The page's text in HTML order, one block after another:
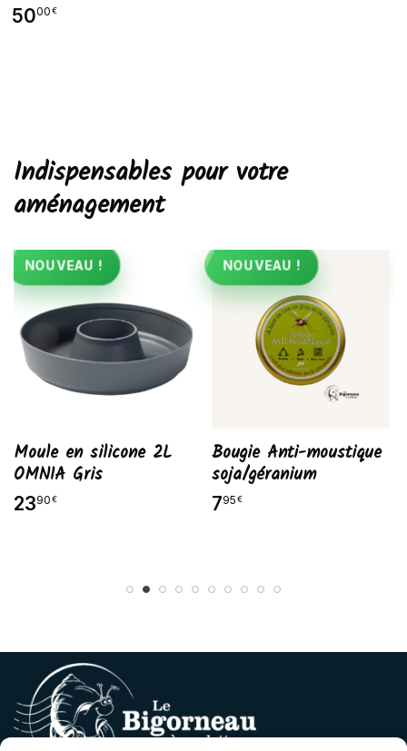
5000€
Indispensables pour votre
aménagement
NOUVEAU !
Moule en silicone 2L
OMNIA Gris
2390€
NOUVEAU !
Bougie Anti-moustique
soja/géranium
795€